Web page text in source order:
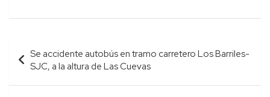
Navegación
de
entradas
Se accidente autobús en tramo carretero Los Barriles-
SJC, a la altura de Las Cuevas